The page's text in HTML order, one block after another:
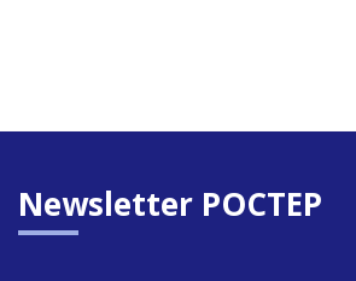
Newsletter POCTEP